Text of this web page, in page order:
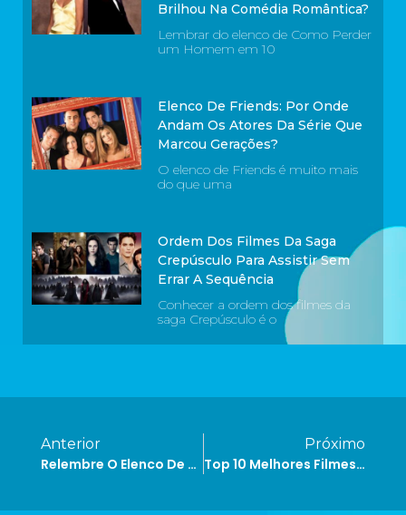
Brilhou Na Comédia Romântica?
Lembrar do elenco de Como Perder
um Homem em 10
Elenco De Friends: Por Onde
Andam Os Atores Da Série Que
Marcou Gerações?
O elenco de Friends é muito mais
do que uma
Ordem Dos Filmes Da Saga
Crepúsculo Para Assistir Sem
Errar A Sequência
Conhecer a ordem dos filmes da
saga Crepúsculo é o
Anterior
Relembre O Elenco De Uma Linda Mulher E Onde Estão Os Atores Hoje
Próximo
Top 10 Melhores Filmes Da Disney De Todos Os Tempos